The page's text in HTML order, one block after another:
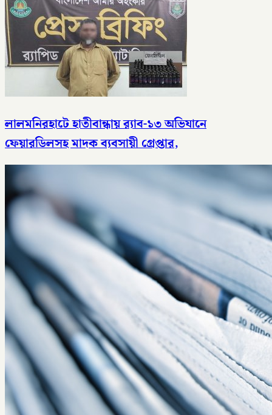
লালমনিরহাটে হাতীবান্ধায় র‌্যাব-১৩ অভিযানে
ফেয়ারডিলসহ মাদক ব্যবসায়ী গ্রেপ্তার,